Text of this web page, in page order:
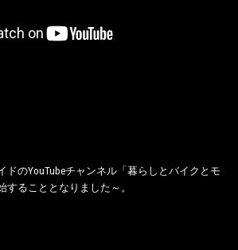
ドのYouTubeチャンネル「暮らしとバイクとモ
することとなりました～。